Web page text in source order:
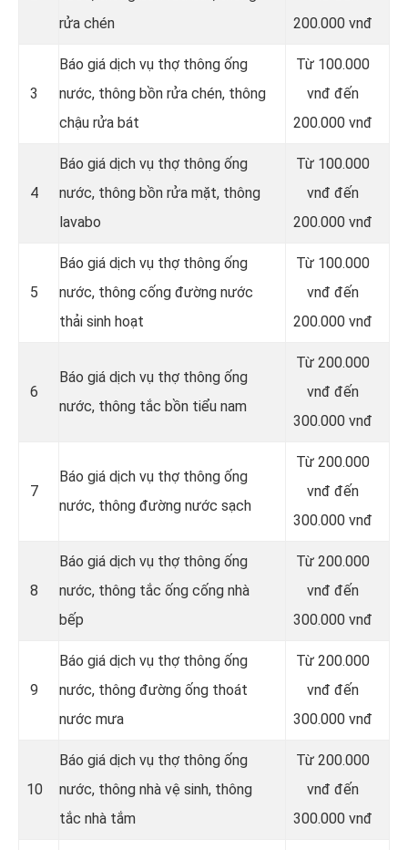
rửa chén
200.000 vnđ
3
Báo giá dịch vụ thợ thông ống
nước, thông bồn rửa chén, thông
chậu rửa bát
Từ 100.000
vnđ đến
200.000 vnđ
4
Báo giá dịch vụ thợ thông ống
nước, thông bồn rửa mặt, thông
lavabo
Từ 100.000
vnđ đến
200.000 vnđ
5
‎Báo giá dịch vụ thợ thông ống
nước, thông cống đường nước
thải sinh hoạt
Từ 100.000
vnđ đến
200.000 vnđ
6
Báo giá dịch vụ thợ thông ống
nước, thông tắc bồn tiểu nam
Từ 200.000
vnđ đến
300.000 vnđ
7
Báo giá dịch vụ thợ thông ống
nước, thông đường nước sạch
Từ 200.000
vnđ đến
300.000 vnđ
8
Báo giá dịch vụ thợ thông ống
nước, thông tắc ống cống nhà
bếp
Từ 200.000
vnđ đến
300.000 vnđ
9
Báo giá dịch vụ thợ thông ống
nước, thông đường ống thoát
nước mưa
Từ 200.000
vnđ đến
300.000 vnđ
10
Báo giá dịch vụ thợ thông ống
nước, thông nhà vệ sinh, thông
tắc nhà tắm
Từ 200.000
vnđ đến
300.000 vnđ